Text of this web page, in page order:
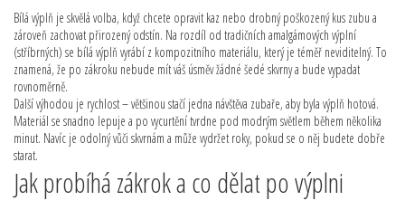
Bílá výplň je skvělá volba, když chcete opravit kaz nebo drobný poškozený kus zubu a
zároveň zachovat přirozený odstín. Na rozdíl od tradičních amalgámových výplní
(stříbrných) se bílá výplň vyrábí z kompozitního materiálu, který je téměř neviditelný. To
znamená, že po zákroku nebude mít váš úsměv žádné šedé skvrny a bude vypadat
rovnoměrně.
Další výhodou je rychlost – většinou stačí jedna návštěva zubaře, aby byla výplň hotová.
Materiál se snadno lepuje a po vycurtění tvrdne pod modrým světlem během několika
minut. Navíc je odolný vůči skvrnám a může vydržet roky, pokud se o něj budete dobře
starat.
Jak probíhá zákrok a co dělat po výplni